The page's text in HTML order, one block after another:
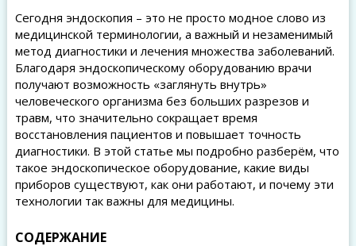
Сегодня эндоскопия – это не просто модное слово из
медицинской терминологии, а важный и незаменимый
метод диагностики и лечения множества заболеваний.
Благодаря эндоскопическому оборудованию врачи
получают возможность «заглянуть внутрь»
человеческого организма без больших разрезов и
травм, что значительно сокращает время
восстановления пациентов и повышает точность
диагностики. В этой статье мы подробно разберём, что
такое эндоскопическое оборудование, какие виды
приборов существуют, как они работают, и почему эти
технологии так важны для медицины.
СОДЕРЖАНИЕ